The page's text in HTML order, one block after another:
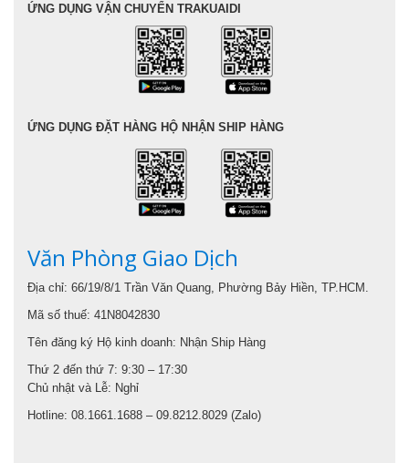
ỨNG DỤNG VẬN CHUYỂN TRAKUAIDI
ỨNG DỤNG ĐẶT HÀNG HỘ NHẬN SHIP HÀNG
Văn Phòng Giao Dịch
Địa chỉ: 66/19/8/1 Trần Văn Quang, Phường Bảy Hiền, TP.HCM.
Mã số thuế: 41N8042830
Tên đăng ký Hộ kinh doanh: Nhận Ship Hàng
Thứ 2 đến thứ 7: 9:30 – 17:30
Chủ nhật và Lễ: Nghỉ
Hotline: 08.1661.1688 – 09.8212.8029 (Zalo)